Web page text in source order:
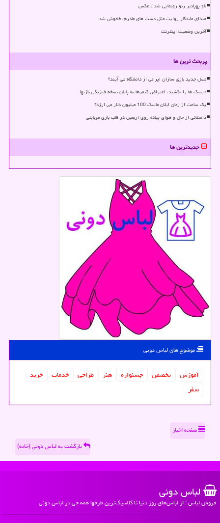
ناو پهپادبر رنو رونمایی شد!، عکس
صدای ماندگار روایت مثل دست های مادرم، خاموش شد
آخرین وضعیت اینترنت
پربحث ترین ها
نسل جدید بازی سازان ایرانی از دانشگاه می آیند؟
دیسک ها را نکشید، اعتراض گیمرها به پایان نسخه فیزیکی بازیها
یک ساعت از زمان ایلان ماسک 100 میلیون دلار می ارزد؟
داستانی از حال و هوای پیاده روی اربعین در قاب بازی موبایلی
جدیدترین ها
موضوع های لباس دونی
آموزش تخصص جشنواره هنر طراحی خدمات
خرید
سفر
صفحه اخبار
بازگشت به لباس دونی (خانه)
لباس دونی
فروش لباس : از لباس‌های روز دنیا تا کلاسیک‌ترین طرحها همه چی در لباس دونی